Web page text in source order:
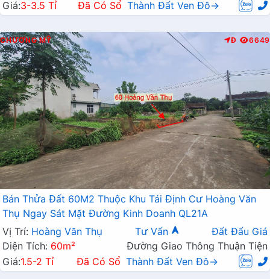
Giá:3-3.5 Tỉ Đã Có Sổ Thành Đất Ven Đô→
CHƯƠNG MỸ Đ 6649
Bán Thửa Đất 60M2 Thuộc Khu Tái Định Cư Hoàng Văn
Thụ Ngay Sát Mặt Đường Kinh Doanh QL21A
Vị Trí: Hoàng Văn Thụ Tư Vấn
Đất Đấu Giá
Diện Tích: 60m²
Đường Giao Thông Thuận Tiện
Giá:1.5-2 Tỉ Đã Có Sổ Thành Đất Ven Đô→